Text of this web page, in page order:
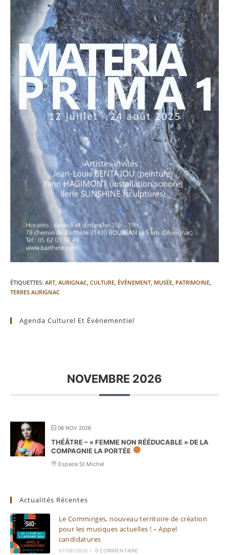
ÉTIQUETTES: ART, AURIGNAC, CULTURE, ÉVÉNEMENT, MUSÉE, PATRIMOINE,
TERRES AURIGNAC
Agenda Culturel Et Évènementiel
NOVEMBRE 2026
06 NOV 2026
THÉÂTRE – « FEMME NON RÉÉDUCABLE » DE LA
COMPAGNIE LA PORTÉE
Espace St Michel
Actualités Récentes
Le Comminges, nouveau territoire de création
pour les musiques actuelles ! – Appel
candidatures
07/08/2026 / 0 COMMENTAIRE